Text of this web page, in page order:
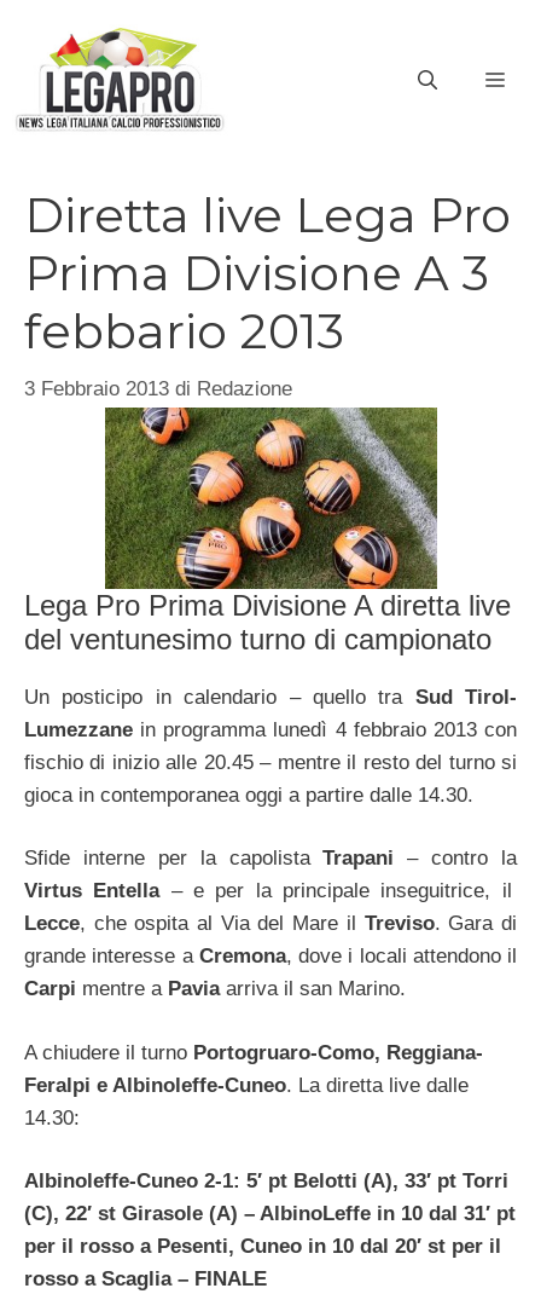
contenuto
Diretta live Lega Pro
Prima Divisione A 3
febbario 2013
3 Febbraio 2013 di Redazione
Lega Pro Prima Divisione A diretta live
del ventunesimo turno di campionato
Un posticipo in calendario – quello tra Sud Tirol-
Lumezzane in programma lunedì 4 febbraio 2013 con
fischio di inizio alle 20.45 – mentre il resto del turno si
gioca in contemporanea oggi a partire dalle 14.30.
Sfide interne per la capolistaTrapani – contro la
Virtus Entella– e per la principale inseguitrice, il
Lecce, che ospita al Via del Mare il Treviso. Gara di
grande interesse a Cremona, dove i locali attendono il
Carpi mentre a Paviaarriva il san Marino.
A chiudere il turno Portogruaro-Como, Reggiana-
Feralpi e Albinoleffe-Cuneo. La diretta live dalle
14.30:
Albinoleffe-Cuneo 2-1: 5′ pt Belotti (A), 33′ pt Torri
(C), 22′ st Girasole (A) – AlbinoLeffe in 10 dal 31′ pt
per il rosso a Pesenti, Cuneo in 10 dal 20′ st per il
rosso a Scaglia – FINALE